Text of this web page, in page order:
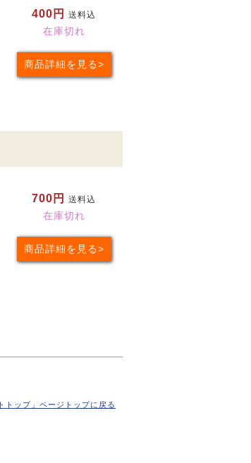
400円 送料込
在庫切れ
商品詳細を見る
700円 送料込
在庫切れ
商品詳細を見る
トップ」ページトップに戻る